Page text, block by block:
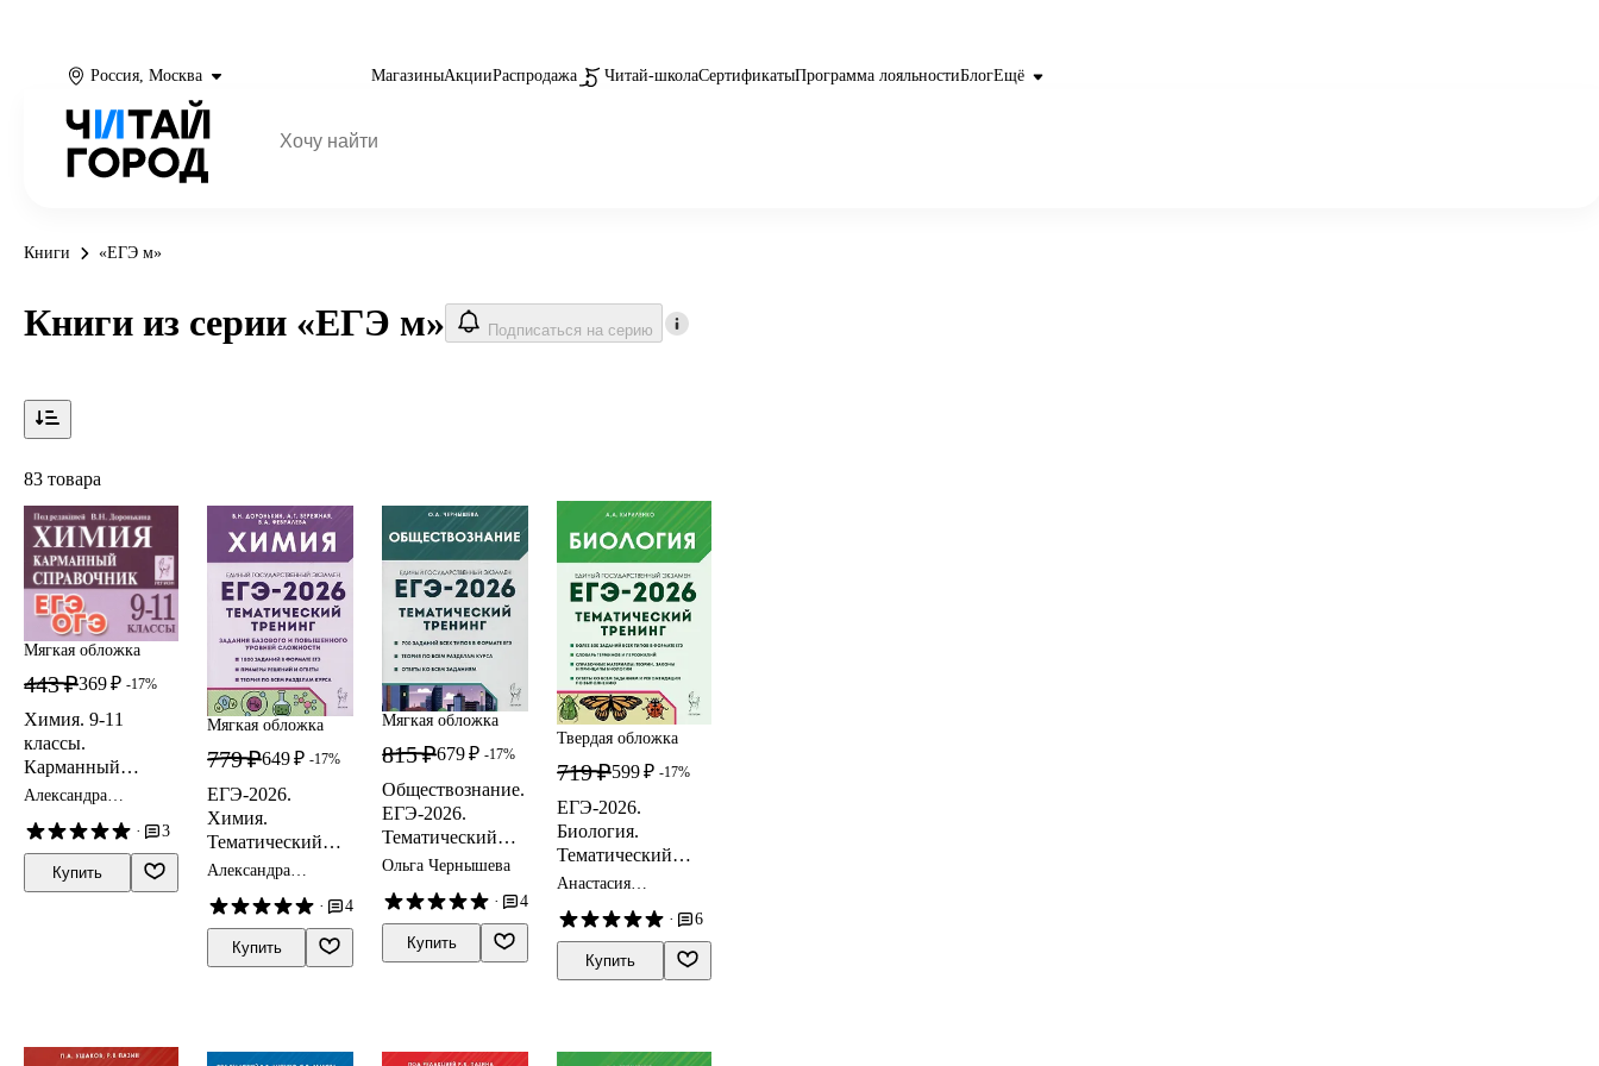
Россия, Москва МагазиныАкцииРаспродажа Читай-школаСертификатыПрограмма лояльностиБлогЕщё
Книги «ЕГЭ м»
Книги из серии «ЕГЭ м» Подписаться на серию
83 товара
Мягкая обложка
443 ₽369 ₽ -17%
Химия. 9-11
классы.
Карманный
справочник.
одиннадцатое,
дополненное
Александра
Доронькин, Татьяна
Сажнева, Валентина
Февралева
· 3
Купить
Мягкая обложка
779 ₽649 ₽ -17%
ЕГЭ-2026.
Химия.
Тематический
тренинг. Задания
повышенного
уровней
сложности
Александра
Владимир
Доронькин,
Валентина
Февралева
· 4
Купить
Мягкая обложка
815 ₽679 ₽ -17%
Обществознание.
ЕГЭ-2026.
Тематический
тренинг: Теория,
Ольга Чернышева
·
4
Купить
Твердая обложка
719 ₽599 ₽ -17%
ЕГЭ-2026.
Биология.
Тематический
тренинг. Все типы
методическое
пособие
Анастасия
·
6
Купить